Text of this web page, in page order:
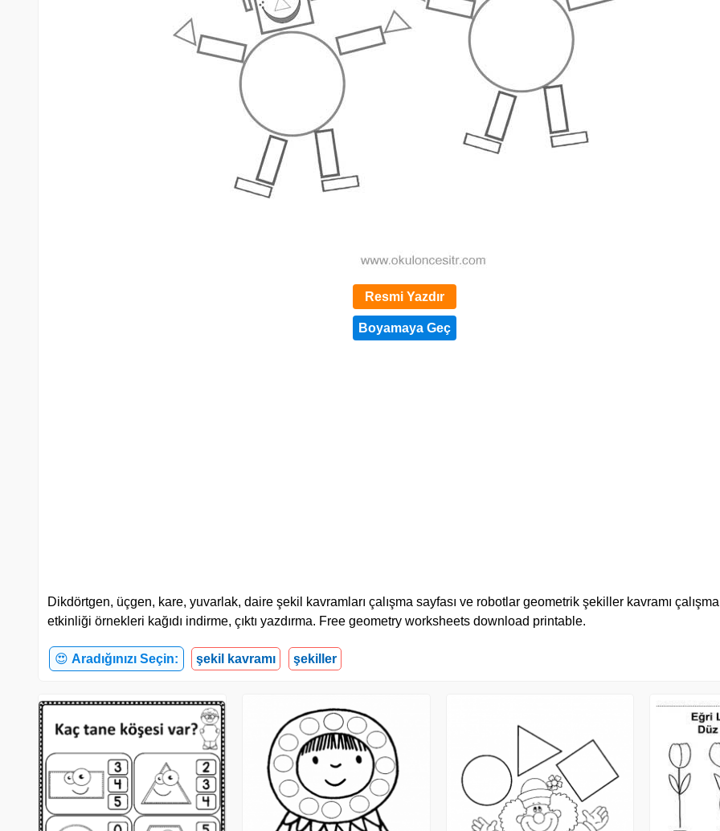
Resmi Yazdır
Dikdörtgen, üçgen, kare, yuvarlak, daire şekil kavramları çalışma sayfası ve robotlar geometrik şekiller kavramı
etkinliği örnekleri kağıdı indirme, çıktı yazdırma. Free geometry worksheets download printable.
😍 Aradığınızı Seçin: şekil kavramı şekiller